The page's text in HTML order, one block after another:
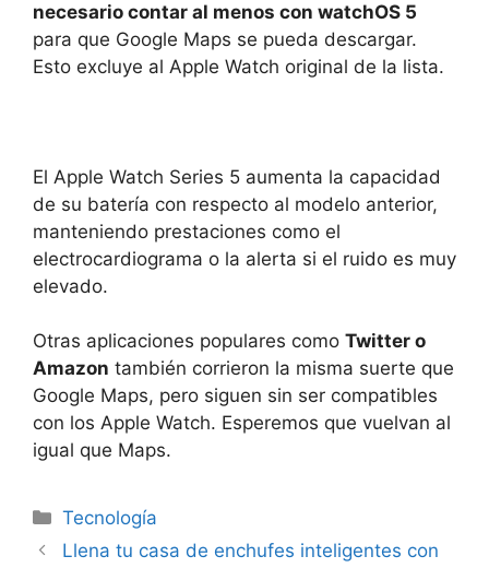
necesario contar al menos con watchOS 5
para que Google Maps se pueda descargar.
Esto excluye al Apple Watch original de la lista.
El Apple Watch Series 5 aumenta la capacidad
de su batería con respecto al modelo anterior,
manteniendo prestaciones como el
electrocardiograma o la alerta si el ruido es muy
elevado.
Otras aplicaciones populares como Twitter o
Amazon también corrieron la misma suerte que
Google Maps, pero siguen sin ser compatibles
con los Apple Watch. Esperemos que vuelvan al
igual que Maps.
Categorías
Tecnología
Llena tu casa de enchufes inteligentes con